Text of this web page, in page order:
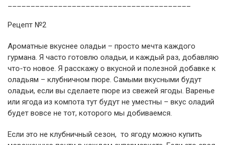
Рецепт №2
Ароматные вкуснее оладьи – просто мечта каждого
гурмана. Я часто готовлю оладьи, и каждый раз, добавляю
что-то новое. Я расскажу о вкусной и полезной добавке к
оладьям – клубничном пюре. Самыми вкусными будут
оладьи, если вы сделаете пюре из свежей ягоды. Варенье
или ягода из компота тут будут не уместны – вкус оладий
будет вовсе не тот, которого мы добиваемся.
Если это не клубничный сезон, то ягоду можно купить